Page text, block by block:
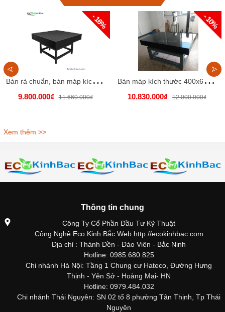
- 16%
B
àn rà chuẩn, bàn máp kích thước 400x500x100mm
9.800.000₫ 11.660.000₫
- 10%
B
àn máp kích thước 400x630x100 chiều cao 800mm.
10.830.000₫ 12.000.000₫
Xem thêm >>
Thông tin chung
Công Ty Cổ Phần Đầu Tư Kỹ Thuật
Công Nghệ Eco Kinh Bắc Web:http://ecokinhbac.com
Địa chỉ : Thành Dền - Đào Viên - Bắc Ninh
Hotline: 0985.680.825
Chi nhánh Hà Nội: Tầng 1 Chung cư Hateco, Đường Hưng
Thịnh - Yên Sở - Hoàng Mai- HN
Hotline: 0979.484.032
Chi nhánh Thái Nguyên: SN 02 tổ 8 phường Tân Thịnh, Tp Thái
Nguyên